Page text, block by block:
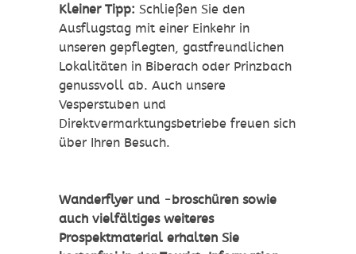
Kleiner Tipp: Schließen Sie den
Ausflugstag mit einer Einkehr in
unseren gepflegten, gastfreundlichen
Lokalitäten in Biberach oder Prinzbach
genussvoll ab. Auch unsere
Vesperstuben und
Direktvermarktungsbetriebe freuen sich
über Ihren Besuch.
Wanderflyer und -broschüren sowie
auch vielfältiges weiteres
Prospektmaterial erhalten Sie